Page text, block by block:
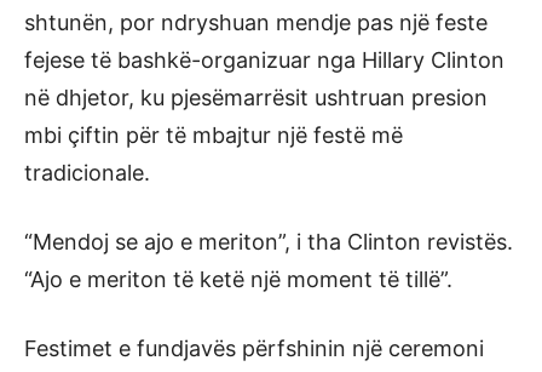
shtunën, por ndryshuan mendje pas një feste
fejese të bashkë-organizuar nga Hillary Clinton
në dhjetor, ku pjesëmarrësit ushtruan presion
mbi çiftin për të mbajtur një festë më
tradicionale.
“Mendoj se ajo e meriton”, i tha Clinton revistës.
“Ajo e meriton të ketë një moment të tillë”.
Festimet e fundjavës përfshinin një ceremoni